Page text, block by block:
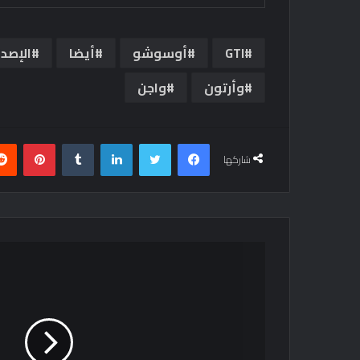
GTI أوسوشو أيضا
وأرتون
واجن
شاركها
فيسبوكتويتر لينكدإن